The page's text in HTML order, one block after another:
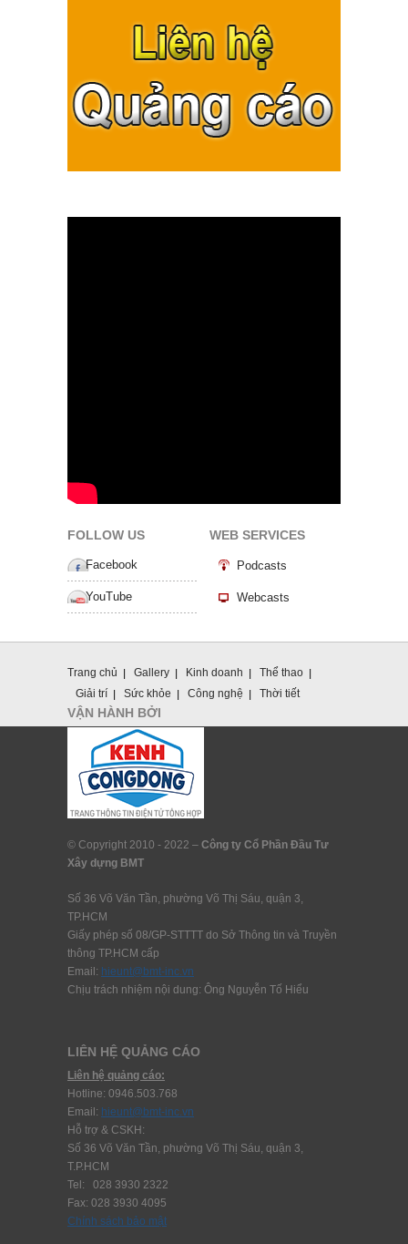
FOLLOW US
Facebook
YouTube
WEB SERVICES
Podcasts
Webcasts
Trang chủ Gallery Kinh doanh
Thể thao
Giải trí
Sức khỏe Công nghệ Thời tiết
VẬN HÀNH BỞI
© Copyright 2010 - 2022 – Công ty Cổ Phần Đầu Tư
Xây dựng BMT
Số 36 Võ Văn Tần, phường Võ Thị Sáu, quận 3,
TP.HCM
Giấy phép số 08/GP-STTTT do Sở Thông tin và Truyền
thông TP.HCM cấp
Email: hieunt@bmt-inc.vn
Chịu trách nhiệm nội dung: Ông Nguyễn Tố Hiểu
LIÊN HỆ QUẢNG CÁO
Liên hệ quảng cáo:
Hotline: 0946.503.768
Email: hieunt@bmt-inc.vn
Hỗ trợ & CSKH:
Số 36 Võ Văn Tần, phường Võ Thị Sáu, quận 3,
T.P.HCM
Tel: 028 3930 2322
Fax: 028 3930 4095
Chính sách bảo mật